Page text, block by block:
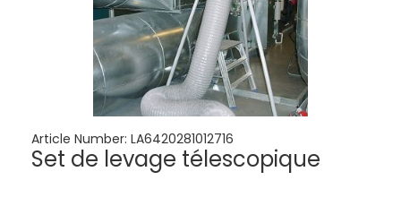
Article Number: LA6420281012716
Set de levage télescopique